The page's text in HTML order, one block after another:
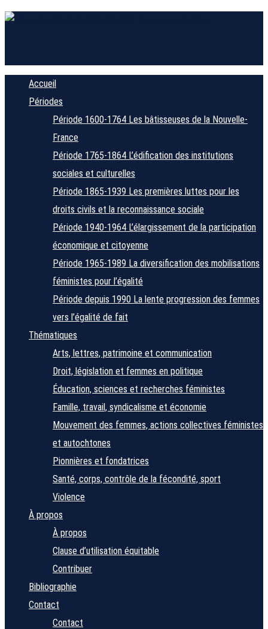
Accueil
Périodes
Période 1600-1764 Les bâtisseuses de la Nouvelle-
France
Période 1765-1864 L’édification des institutions
sociales et culturelles
Période 1865-1939 Les premières luttes pour les
droits civils et la reconnaissance sociale
Période 1940-1964 L’élargissement de la participation
économique et citoyenne
Période 1965-1989 La diversification des mobilisations
féministes pour l’égalité
Période depuis 1990 La lente progression des femmes
vers l’égalité de fait
Thématiques
Arts, lettres, patrimoine et communication
Droit, législation et femmes en politique
Éducation, sciences et recherches féministes
Famille, travail, syndicalisme et économie
Mouvement des femmes, actions collectives féministes
et autochtones
Pionnières et fondatrices
Santé, corps, contrôle de la fécondité, sport
Violence
À propos
À propos
Clause d’utilisation équitable
Contribuer
Bibliographie
Contact
Contact